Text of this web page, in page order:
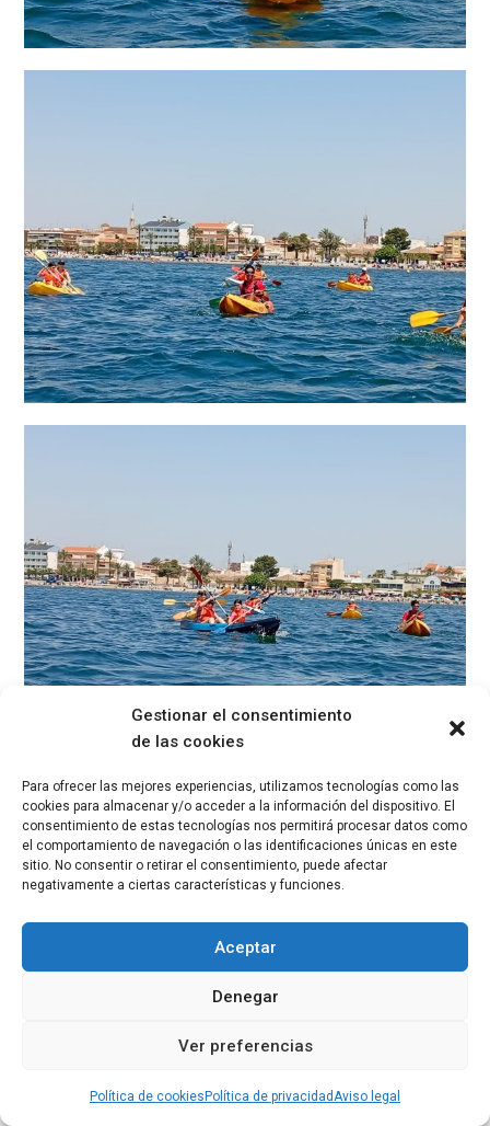
Gestionar el consentimiento
de las cookies
Para ofrecer las mejores experiencias, utilizamos tecnologías como las
cookies para almacenar y/o acceder a la información del dispositivo. El
consentimiento de estas tecnologías nos permitirá procesar datos como
el comportamiento de navegación o las identificaciones únicas en este
sitio. No consentir o retirar el consentimiento, puede afectar
negativamente a ciertas características y funciones.
Aceptar
Denegar
Ver preferencias
Política de cookies Política de privacidadAviso legal